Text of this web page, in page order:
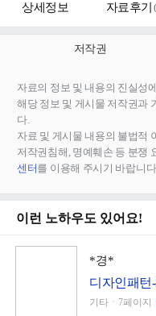
상세정보 자료후기 (
저작권
자료의 정보 및 내용의 진실성
해당 정보 및 게시물 저작권과
다.
자료 및 게시물 내용의 불법적
저작권침해, 명예훼손 등 분쟁
센터를 이용해 주시기 바랍니
이런 노하우도 있어요!
*경*
디자인패턴
기타ㆍ7페이지